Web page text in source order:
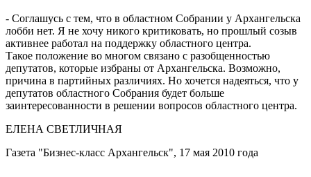
- Соглашусь с тем, что в областном Собрании у Архангельска
лобби нет. Я не хочу никого критиковать, но прошлый созыв
активнее работал на поддержку областного центра.
Такое положение во многом связано с разобщенностью
депутатов, которые избраны от Архангельска. Возможно,
причина в партийных различиях. Но хочется надеяться, что у
депутатов областного Собрания будет больше
заинтересованности в решении вопросов областного центра.
ЕЛЕНА СВЕТЛИЧНАЯ
Газета "Бизнес-класс Архангельск", 17 мая 2010 года